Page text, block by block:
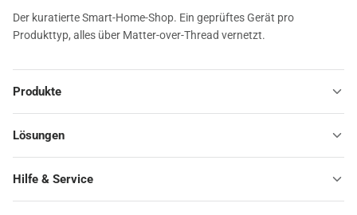
Der kuratierte Smart-Home-Shop. Ein geprüftes Gerät pro
Produkttyp, alles über Matter-over-Thread vernetzt.
Produkte
Lösungen
Hilfe & Service